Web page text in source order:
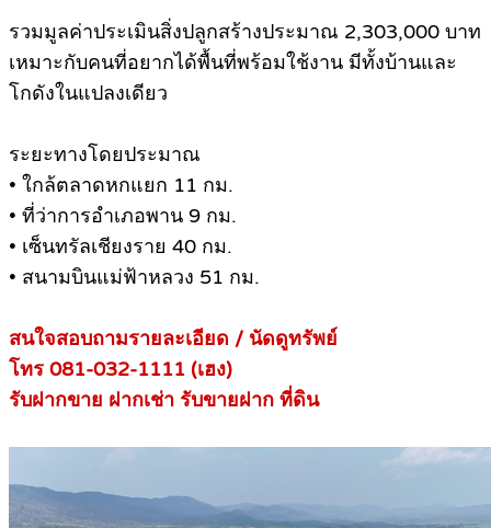
รวมมูลค่าประเมินสิ่งปลูกสร้างประมาณ 2,303,000 บาท
เหมาะกับคนที่อยากได้พื้นที่พร้อมใช้งาน มีทั้งบ้านและ
โกดังในแปลงเดียว
ระยะทางโดยประมาณ
• ใกล้ตลาดหกแยก 11 กม.
• ที่ว่าการอำเภอพาน 9 กม.
• เซ็นทรัลเชียงราย 40 กม.
• สนามบินแม่ฟ้าหลวง 51 กม.
สนใจสอบถามรายละเอียด / นัดดูทรัพย์
โทร 081-032-1111 (เฮง)
รับฝากขาย ฝากเช่า รับขายฝาก ที่ดิน